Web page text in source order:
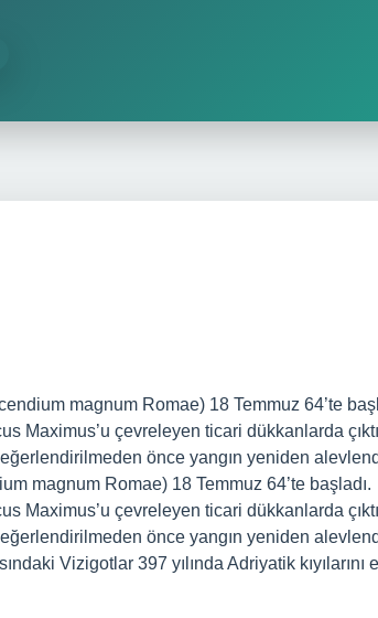
magnum Romae) 18 Temmuz 64’te
Maximus’u çevreleyen ticari dükkanlarda
önce yangın yeniden
magnum Romae) 18 Temmuz 64’te başladı.
Maximus’u çevreleyen ticari dükkanlarda
önce yangın yeniden
Vizigotlar 397 yılında Adriyatik kıyılarını